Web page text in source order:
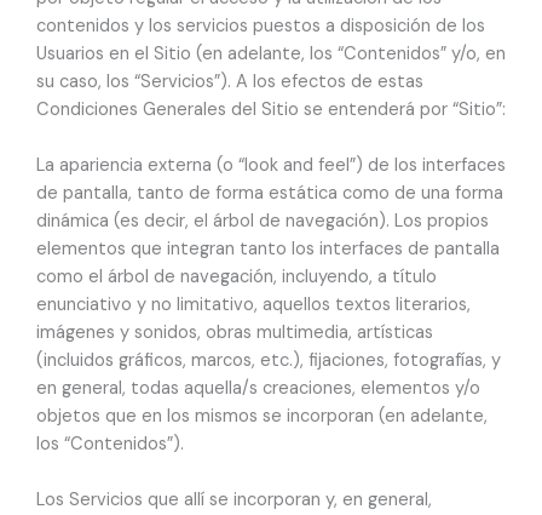
contenidos y los servicios puestos a disposición de los
Usuarios en el Sitio (en adelante, los “Contenidos” y/o, en
su caso, los “Servicios”). A los efectos de estas
Condiciones Generales del Sitio se entenderá por “Sitio”:
La apariencia externa (o “look and feel”) de los interfaces
de pantalla, tanto de forma estática como de una forma
dinámica (es decir, el árbol de navegación). Los propios
elementos que integran tanto los interfaces de pantalla
como el árbol de navegación, incluyendo, a título
enunciativo y no limitativo, aquellos textos literarios,
imágenes y sonidos, obras multimedia, artísticas
(incluidos gráficos, marcos, etc.), fijaciones, fotografías, y
en general, todas aquella/s creaciones, elementos y/o
objetos que en los mismos se incorporan (en adelante,
los “Contenidos”).
Los Servicios que allí se incorporan y, en general,